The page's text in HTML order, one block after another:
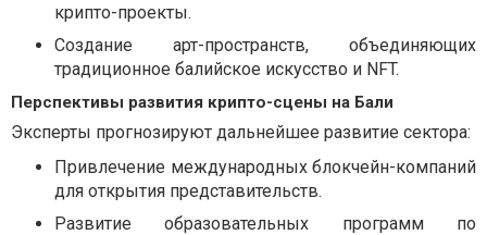
крипто-проекты.
Создание арт-пространств, объединяющих
традиционное балийское искусство и NFT.
Перспективы развития крипто-сцены на Бали
Эксперты прогнозируют дальнейшее развитие сектора:
Привлечение международных блокчейн-компаний
для открытия представительств.
Развитие образовательных программ по